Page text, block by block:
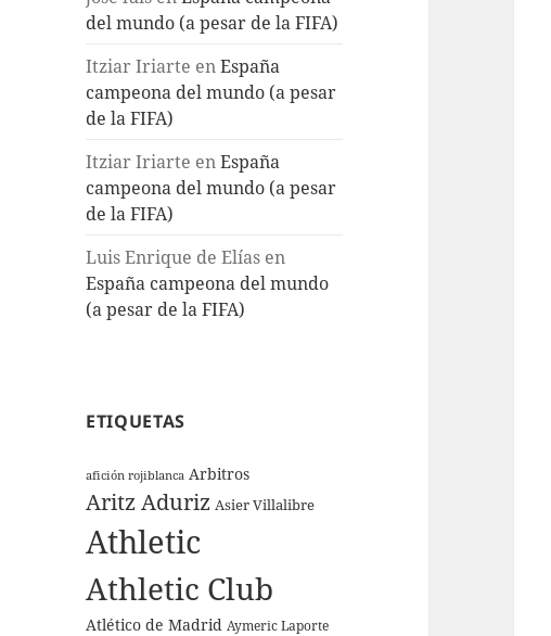
del mundo (a pesar de la FIFA)
Itziar Iriarte enEspaña
campeona del mundo (a pesar
de la FIFA)
Itziar Iriarte enEspaña
campeona del mundo (a pesar
de la FIFA)
Luis Enrique de Elías en
España campeona del mundo
(a pesar de la FIFA)
ETIQUETAS
afición rojiblanca Arbitros
Aritz Aduriz Asier Villalibre
Athletic
Athletic Club
Atlético de Madrid Aymeric Laporte